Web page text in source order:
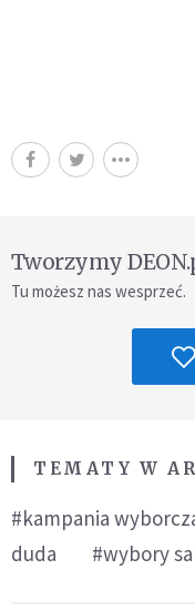
Tworzymy
Tu możesz nas wesprzeć.
TEMATY W
#kampania
duda
#wybory